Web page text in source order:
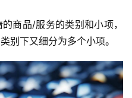
商品/服务的类别和小项，
别下又细分为多个小项。